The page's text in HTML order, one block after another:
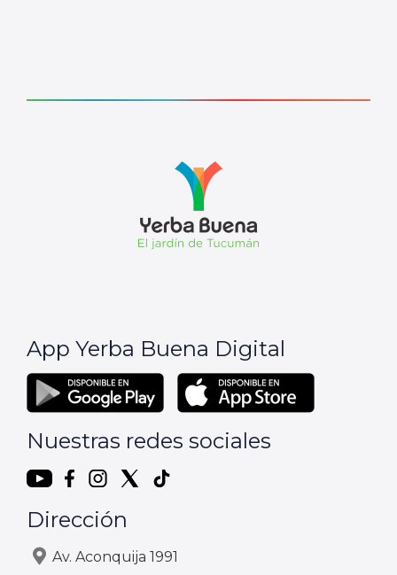
App Yerba Buena Digital
Nuestras redes sociales
Dirección
Av. Aconquija 1991